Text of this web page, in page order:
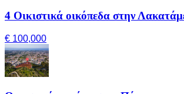
4 Οικιστικά οικόπεδα στην
€ 100,000